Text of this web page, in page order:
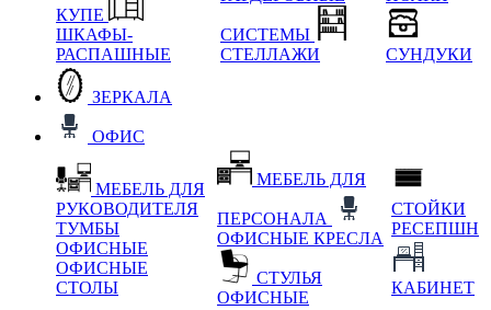
КУПЕ
ШКАФЫ-
РАСПАШНЫЕ
СИСТЕМЫ
СТЕЛЛАЖИ
СУНДУКИ
ЗЕРКАЛА
ОФИС
МЕБЕЛЬ ДЛЯ
РУКОВОДИТЕЛЯ
ТУМБЫ
ОФИСНЫЕ
ОФИСНЫЕ
СТОЛЫ
МЕБЕЛЬ ДЛЯ
ПЕРСОНАЛА
ОФИСНЫЕ КРЕСЛА
СТУЛЬЯ
ОФИСНЫЕ
СТОЙКИ
РЕСЕПШН
КАБИНЕТ